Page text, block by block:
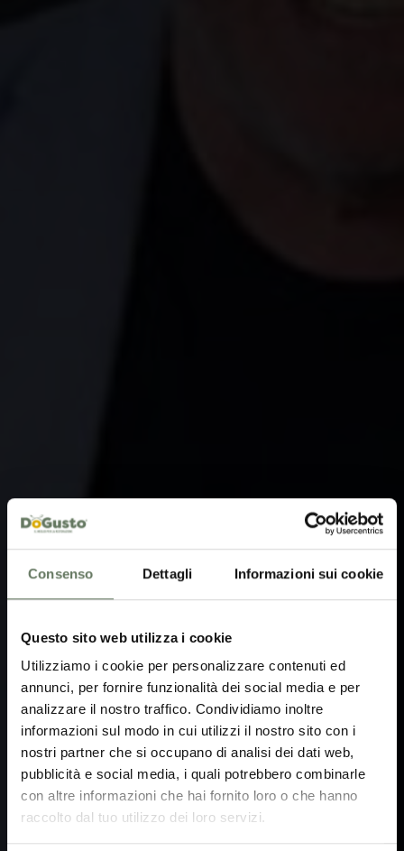
Consenso Dettagli Informazioni sui cookie
Questo sito web utilizza i cookie
Utilizziamo i cookie per personalizzare contenuti ed
annunci, per fornire funzionalità dei social media e per
analizzare il nostro traffico. Condividiamo inoltre
informazioni sul modo in cui utilizzi il nostro sito con i
nostri partner che si occupano di analisi dei dati web,
pubblicità e social media, i quali potrebbero combinarle
con altre informazioni che hai fornito loro o che hanno
raccolto dal tuo utilizzo dei loro servizi.
DOGUSTO
IL MEGLIO PER LA